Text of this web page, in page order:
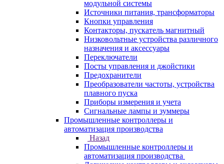
модульной системы
Источники питания, трансформаторы
Кнопки управления
Контакторы, пускатель магнитный
Низковольтные устройства различного
назначения и аксессуары
Переключатели
Посты управления и джойстики
Предохранители
Преобразователи частоты, устройства
плавного пуска
Приборы измерения и учета
Сигнальные лампы и зуммеры
Промышленные контроллеры и
автоматизация производства
Назад
Промышленные контроллеры и
автоматизация производства